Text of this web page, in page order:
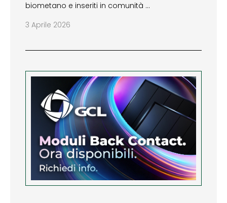
biometano e inseriti in comunità …
3 Aprile 2026